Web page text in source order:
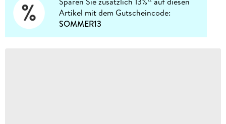
Artikel mit dem Gutscheincode:
SOMMER13